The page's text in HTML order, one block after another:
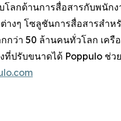
โลกด้านการสื่อสารกับพนัก
างๆ โซลูชันการสื่อสารสำห
กกว่า 50 ล้านคนทั่วโลก เ
ที่ปรับขนาดได้ Poppulo ช่